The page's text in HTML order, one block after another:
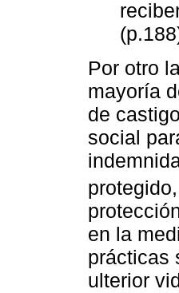
Por otro
mayoría
de
social
en la
prácticas
ulterior